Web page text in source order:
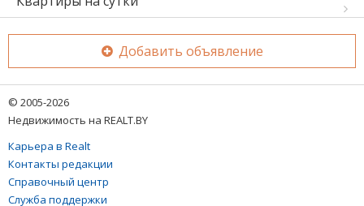
Добавить объявление
© 2005-2026
Недвижимость на REALT.BY
Карьера в Realt
Контакты редакции
Справочный центр
Служба поддержки